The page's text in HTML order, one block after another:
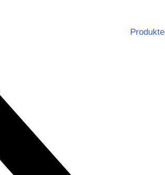
Produkte